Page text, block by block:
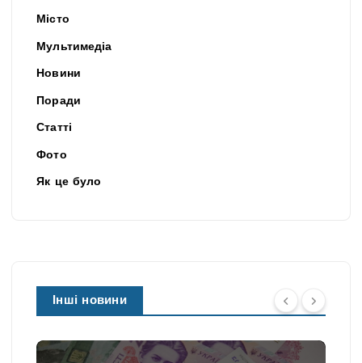
Місто
Мультимедіа
Новини
Поради
Статті
Фото
Як це було
Інші новини